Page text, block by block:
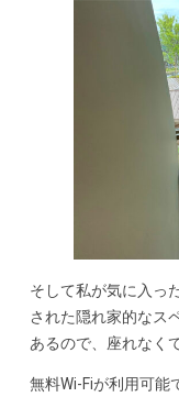
そして私が気に入っ
された隠れ家的なス
あるので、座れなく
無料Wi-Fiが利用可能